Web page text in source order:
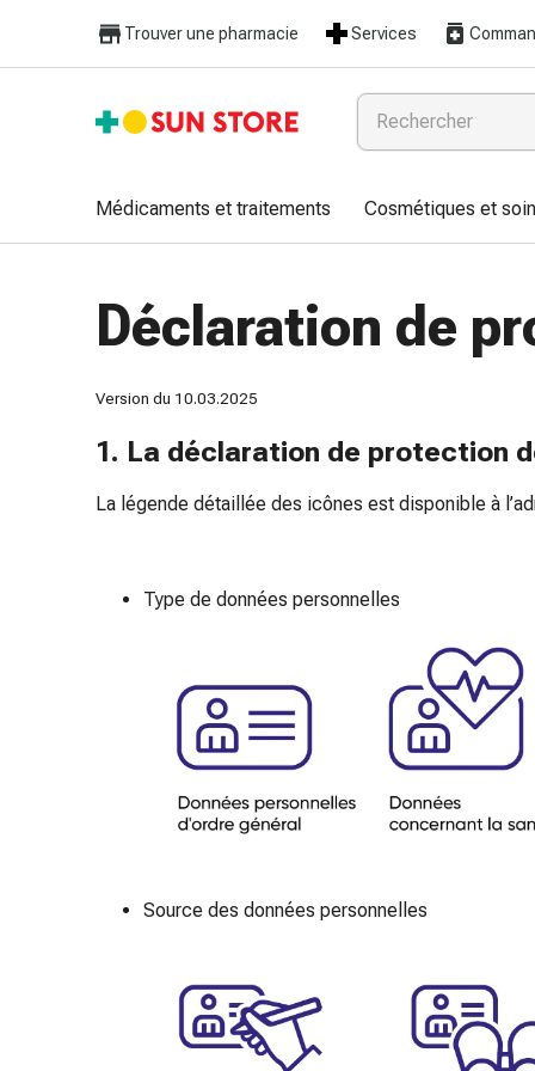
Médicaments
Refroidissement
Bonbons
Mal
de
Grippe
refroidissement
Toux
Inhalateurs
Douche
Rhume
élastiques
pliées
Pansements
Trouver une pharmacie Services
Médicaments et traitements Cosmétiques et
Déclaration de
Version du 10.03.2025
1. La déclaration de protection
La légende détaillée des icônes est disponible à
Type de données personnelles
Source des données personnelles